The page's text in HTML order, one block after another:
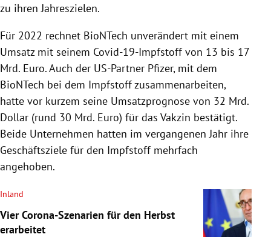
zu ihren Jahreszielen.
Für 2022 rechnet BioNTech unverändert mit einem
Umsatz mit seinem Covid-19-Impfstoff von 13 bis 17
Mrd. Euro. Auch der US-Partner Pfizer, mit dem
BioNTech bei dem Impfstoff zusammenarbeiten,
hatte vor kurzem seine Umsatzprognose von 32 Mrd.
Dollar (rund 30 Mrd. Euro) für das Vakzin bestätigt.
Beide Unternehmen hatten im vergangenen Jahr ihre
Geschäftsziele für den Impfstoff mehrfach
angehoben.
Inland
Vier Corona-Szenarien für den Herbst
erarbeitet